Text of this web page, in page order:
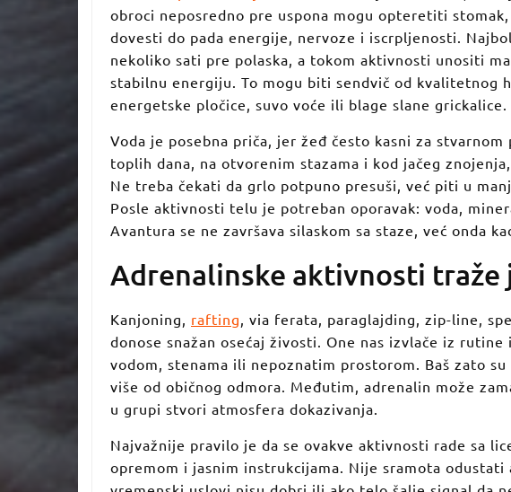
obroci neposredno pre uspona mogu opteretiti
dovesti do pada energije, nervoze i iscrpljenosti.
nekoliko sati pre polaska, a tokom aktivnosti unositi
stabilnu energiju. To mogu biti sendvič od kvalitetnog
energetske pločice, suvo voće ili blage slane grickalice.
Voda je posebna priča, jer žeđ često kasni za
toplih dana, na otvorenim stazama i kod jačeg
Ne treba čekati da grlo potpuno presuši, već piti u
Posle aktivnosti telu je potreban oporavak: voda,
Avantura se ne završava silaskom sa staze, već onda
Adrenalinske aktivnosti traže
Kanjoning, rafting , via ferata, paraglajding, zip-line,
donose snažan osećaj živosti. One nas izvlače iz rutine
vodom, stenama ili nepoznatim prostorom. Baš zato
više od običnog odmora. Međutim, adrenalin može
u grupi stvori atmosfera dokazivanja.
Najvažnije pravilo je da se ovakve aktivnosti rade sa
opremom i jasnim instrukcijama. Nije sramota odustati